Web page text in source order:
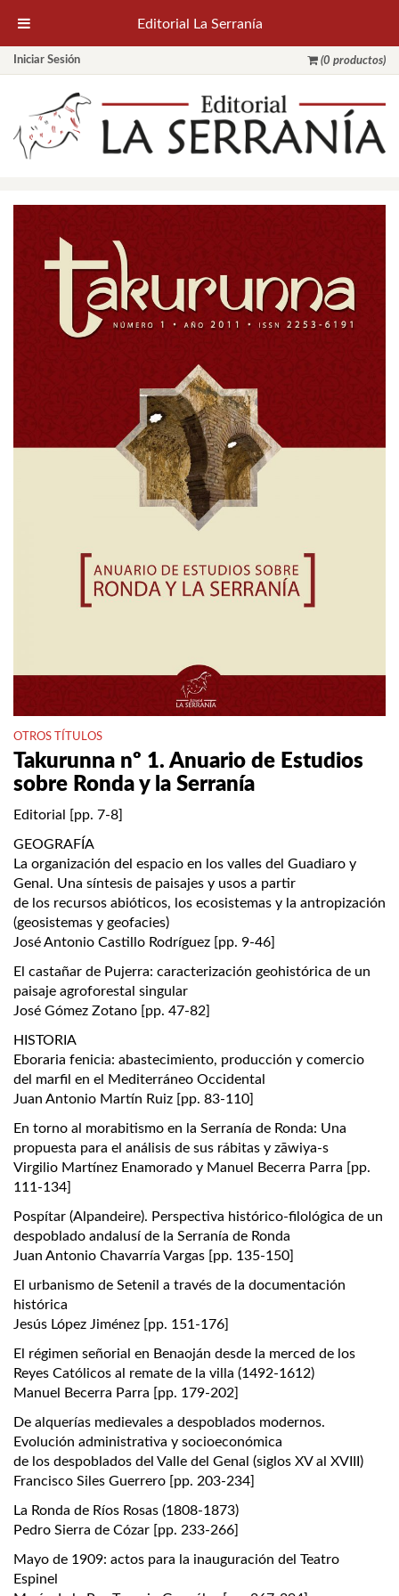
Iniciar Sesión (0 productos)
OTROS TÍTULOS
Takurunna nº 1. Anuario de Estudios
sobre Ronda y la Serranía
Editorial [pp. 7-8]
GEOGRAFÍA
La organización del espacio en los valles del Guadiaro y
Genal. Una síntesis de paisajes y usos a partir
de los recursos abióticos, los ecosistemas y la antropización
(geosistemas y geofacies)
José Antonio Castillo Rodríguez [pp. 9-46]
El castañar de Pujerra: caracterización geohistórica de un
paisaje agroforestal singular
José Gómez Zotano [pp. 47-82]
HISTORIA
Eboraria fenicia: abastecimiento, producción y comercio
del marfil en el Mediterráneo Occidental
Juan Antonio Martín Ruiz [pp. 83-110]
En torno al morabitismo en la Serranía de Ronda: Una
propuesta para el análisis de sus rábitas y zāwiya-s
Virgilio Martínez Enamorado y Manuel Becerra Parra [pp.
111-134]
Pospítar (Alpandeire). Perspectiva histórico-filológica de un
despoblado andalusí de la Serranía de Ronda
Juan Antonio Chavarría Vargas [pp. 135-150]
El urbanismo de Setenil a través de la documentación
histórica
Jesús López Jiménez [pp. 151-176]
El régimen señorial en Benaoján desde la merced de los
Reyes Católicos al remate de la villa (1492-1612)
Manuel Becerra Parra [pp. 179-202]
De alquerías medievales a despoblados modernos.
Evolución administrativa y socioeconómica
de los despoblados del Valle del Genal (siglos XV al XVIII)
Francisco Siles Guerrero [pp. 203-234]
La Ronda de Ríos Rosas (1808-1873)
Pedro Sierra de Cózar [pp. 233-266]
Mayo de 1909: actos para la inauguración del Teatro
Espinel
Editorial La Serranía